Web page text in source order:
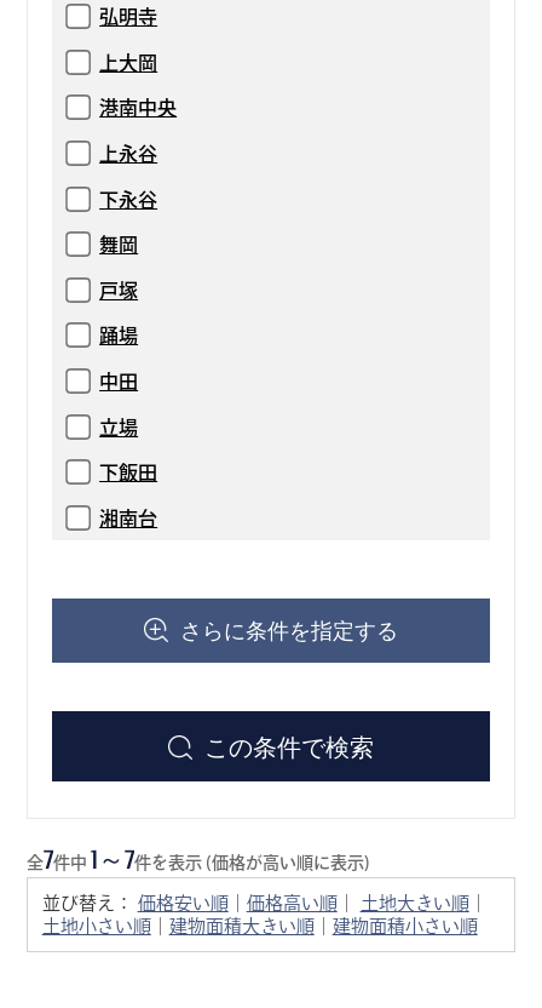
弘明寺
上大岡
港南中央
上永谷
下永谷
舞岡
戸塚
踊場
中田
立場
下飯田
湘南台
さらに条件を指定する
この条件で検索
全7件中 1～7件を表示 (価格が高い順に表示)
並び替え： 価格安い順 価格高い順 土地大きい順
土地小さい順
建物面積大きい順 建物面積小さい順